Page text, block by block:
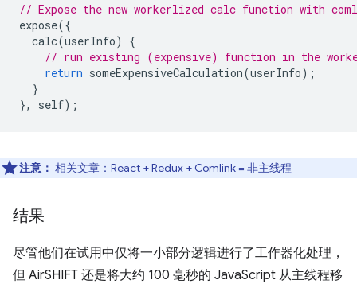
// Expose the new workerlized calc function with
expose({
calc(userInfo)
{
// run existing (expensive) function in the
return someExpensiveCalculation(userInfo);
}
},
self);
注意： 相关文章： React + Redux + Comlink = 非主线程
结果
尽管他们在试用中仅将一小部分逻辑进行了工作器化处理，
但 AirSHIFT 还是将大约 100 毫秒的 JavaScript 从主线程移